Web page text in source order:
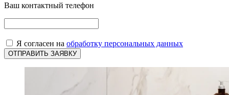
Ваш контактный телефон
Я согласен на обработку персональных данных